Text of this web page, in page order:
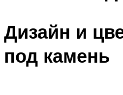
Дизайн и
под камень